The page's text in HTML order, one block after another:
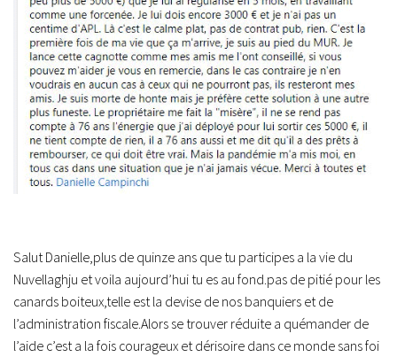
Salut Danielle,plus de quinze ans que tu participes a la vie du
Nuvellaghju et voila aujourd’hui tu es au fond.pas de pitié pour les
canards boiteux,telle est la devise de nos banquiers et de
l’administration fiscale.Alors se trouver réduite a quémander de
l’aide c’est a la fois courageux et dérisoire dans ce monde sans foi